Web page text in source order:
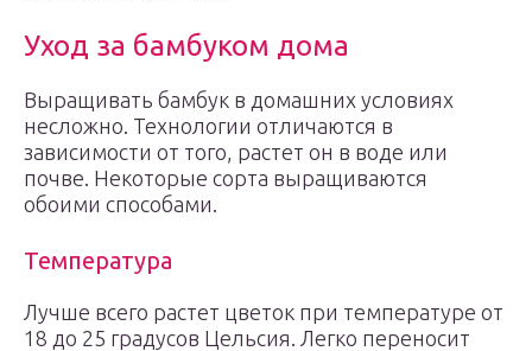
Уход за бамбуком дома
Выращивать бамбук в домашних условиях
несложно. Технологии отличаются в
зависимости от того, растет он в воде или
почве. Некоторые сорта выращиваются
обоими способами.
Температура
Лучше всего растет цветок при температуре от
18 до 25 градусов Цельсия. Легко переносит